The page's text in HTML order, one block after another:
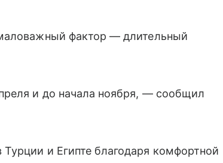
фактор — длительный
и до начала ноября, — сообщил
и Египте благодаря комфортной